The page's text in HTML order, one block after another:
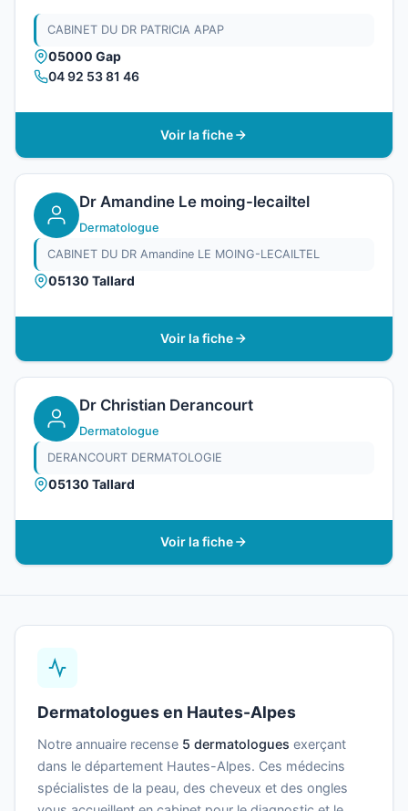
CABINET DU DR PATRICIA APAP
05000 Gap
04 92 53 81 46
Voir la fiche
Dr Amandine Le moing-lecailtel
Dermatologue
CABINET DU DR Amandine LE MOING-LECAILTEL
05130 Tallard
Voir la fiche
Dr Christian Derancourt
Dermatologue
DERANCOURT DERMATOLOGIE
05130 Tallard
Voir la fiche
Dermatologues en Hautes-Alpes
Notre annuaire recense 5 dermatologues exerçant
dans le département Hautes-Alpes. Ces médecins
spécialistes de la peau, des cheveux et des ongles